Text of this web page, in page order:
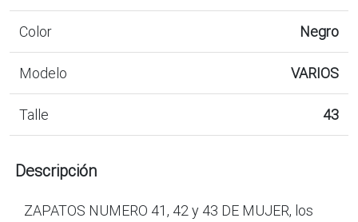
Color Negro
Modelo VARIOS
Talle 43
Descripción
ZAPATOS NUMERO 41, 42 y 43 DE MUJER, los